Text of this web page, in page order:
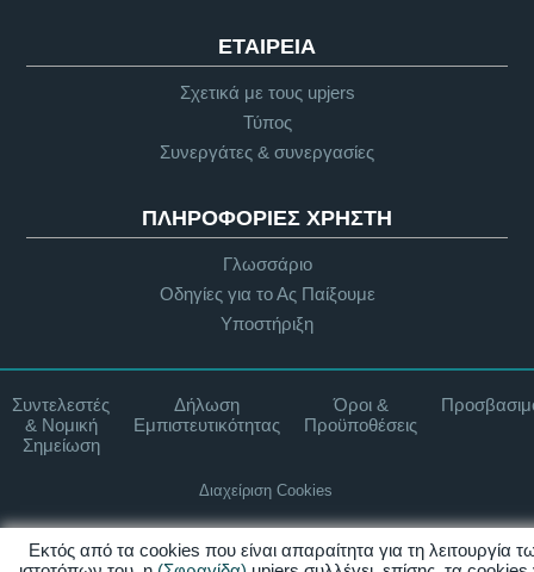
ΕΤΑΙΡΕΊΑ
Σχετικά με τους upjers
Τύπος
Συνεργάτες & συνεργασίες
ΠΛΗΡΟΦΟΡΊΕΣ ΧΡΉΣΤΗ
Γλωσσάριο
Οδηγίες για το Ας Παίξουμε
Υποστήριξη
Συντελεστές
& Νομική
Σημείωση
Δήλωση
Εμπιστευτικότητας
Όροι &
Προϋποθέσεις
Διαχείριση Cookies
© 2026 upjers GmbH
Εκτός από τα cookies που είναι απαραίτητα για τη λειτουργία